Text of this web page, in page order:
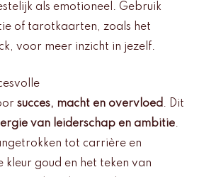
als emotioneel. Gebruik
of tarotkaarten, zoals het
voor meer inzicht in jezelf.
succes, macht en overvloed. Dit
van leiderschap en ambitie.
tot carrière en
kleur goud en het teken van